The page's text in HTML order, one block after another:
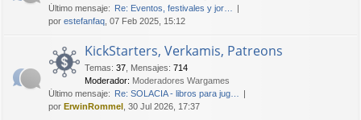
Último mensaje: Re: Eventos, festivales y jor…
por estefanfaq , 07 Feb 2025, 15:12
KickStarters, Verkamis, Patreons
Temas: 37 Mensajes: 714
Moderador: Moderadores Wargames
Último mensaje: Re: SOLACIA - libros para jug…
por ErwinRommel , 30 Jul 2026, 17:37